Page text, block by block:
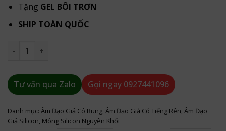
Tặng GEL BÔI TRƠN
SHIP TOÀN QUỐC
Âm đạo giả silicon hình mông nguyên khối có rung và rên
Tư vấn qua Zalo Gọi ngay 0927441096
Danh mục: Âm Đạo Giả Có Rung, Âm Đạo Giả Có Tiếng Rên, Âm Đạo
Giả Silicon, Mông Silicon Nguyên Khối